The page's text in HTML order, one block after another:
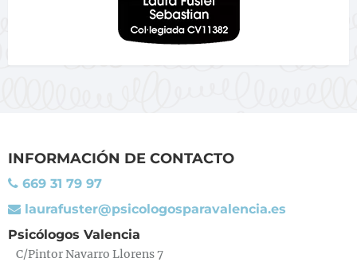
INFORMACIÓN DE CONTACTO
669 31 79 97
laurafuster@psicologosparavalencia.es
Psicólogos Valencia
C/Pintor Navarro Llorens 7